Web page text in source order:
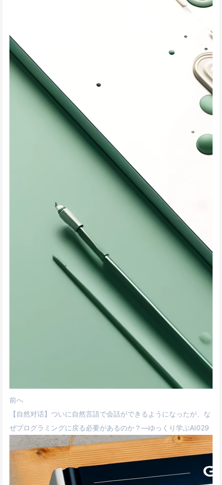
前へ
【自然对话】ついに自然言語で会話ができるようになったが、な
ぜプログラミングに戻る必要があるのか？—ゆっくり学ぶAI029